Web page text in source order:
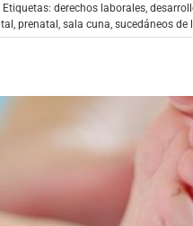
Etiquetas: derechos laborales
prenatal sala cuna sucedáneos de